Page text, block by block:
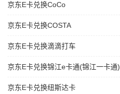
京东E卡兑换CoCo
京东E卡兑换COSTA
京东E卡兑换滴滴打车
京东E卡兑换锦江e卡通(锦江一卡通)
京东E卡兑换纽斯达卡